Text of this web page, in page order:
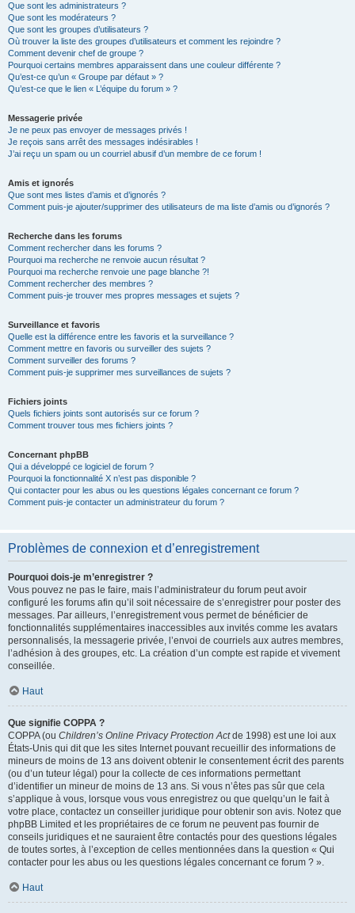
Que sont les administrateurs ?
Que sont les modérateurs ?
Que sont les groupes d’utilisateurs ?
Où trouver la liste des groupes d’utilisateurs et comment les rejoindre ?
Comment devenir chef de groupe ?
Pourquoi certains membres apparaissent dans une couleur différente ?
Qu’est-ce qu’un « Groupe par défaut » ?
Qu’est-ce que le lien « L’équipe du forum » ?
Messagerie privée
Je ne peux pas envoyer de messages privés !
Je reçois sans arrêt des messages indésirables !
J’ai reçu un spam ou un courriel abusif d’un membre de ce forum !
Amis et ignorés
Que sont mes listes d’amis et d’ignorés ?
Comment puis-je ajouter/supprimer des utilisateurs de ma liste d’amis ou d’ignorés ?
Recherche dans les forums
Comment rechercher dans les forums ?
Pourquoi ma recherche ne renvoie aucun résultat ?
Pourquoi ma recherche renvoie une page blanche ?!
Comment rechercher des membres ?
Comment puis-je trouver mes propres messages et sujets ?
Surveillance et favoris
Quelle est la différence entre les favoris et la surveillance ?
Comment mettre en favoris ou surveiller des sujets ?
Comment surveiller des forums ?
Comment puis-je supprimer mes surveillances de sujets ?
Fichiers joints
Quels fichiers joints sont autorisés sur ce forum ?
Comment trouver tous mes fichiers joints ?
Concernant phpBB
Qui a développé ce logiciel de forum ?
Pourquoi la fonctionnalité X n’est pas disponible ?
Qui contacter pour les abus ou les questions légales concernant ce forum ?
Comment puis-je contacter un administrateur du forum ?
Problèmes de connexion et d’enregistrement
Pourquoi dois-je m’enregistrer ?
Vous pouvez ne pas le faire, mais l’administrateur du forum peut avoir
configuré les forums afin qu’il soit nécessaire de s’enregistrer pour poster des
messages. Par ailleurs, l’enregistrement vous permet de bénéficier de
fonctionnalités supplémentaires inaccessibles aux invités comme les avatars
personnalisés, la messagerie privée, l’envoi de courriels aux autres membres,
l’adhésion à des groupes, etc. La création d’un compte est rapide et vivement
conseillée.
Haut
Que signifie COPPA ?
COPPA (ou Children’s Online Privacy Protection Actde 1998) est une loi aux
États-Unis qui dit que les sites Internet pouvant recueillir des informations de
mineurs de moins de 13 ans doivent obtenir le consentement écrit des parents
(ou d’un tuteur légal) pour la collecte de ces informations permettant
d’identifier un mineur de moins de 13 ans. Si vous n’êtes pas sûr que cela
s’applique à vous, lorsque vous vous enregistrez ou que quelqu’un le fait à
votre place, contactez un conseiller juridique pour obtenir son avis. Notez que
phpBB Limited et les propriétaires de ce forum ne peuvent pas fournir de
conseils juridiques et ne sauraient être contactés pour des questions légales
de toutes sortes, à l’exception de celles mentionnées dans la question « Qui
contacter pour les abus ou les questions légales concernant ce forum ? ».
Haut